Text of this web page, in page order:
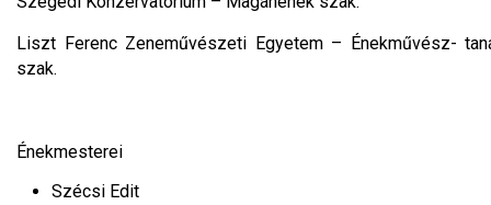
Liszt Ferenc Zeneművészeti Egyetem – Énekművész-
szak.
Énekmesterei
Szécsi Edit